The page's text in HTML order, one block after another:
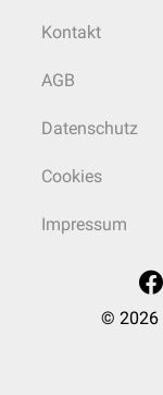
Kontakt
AGB
Datenschutz
Cookies
Impressum
© 2026